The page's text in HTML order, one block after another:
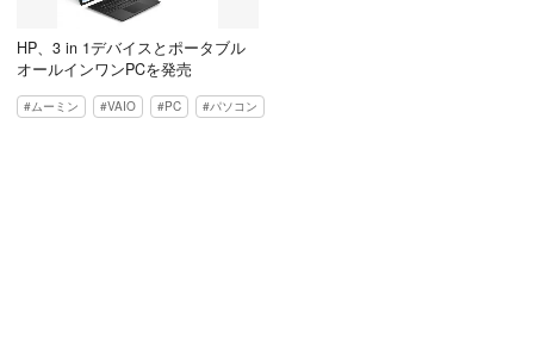
HP、3 in 1デバイスとポータブル
オールインワンPCを発売
ムーミン VAIO PC パソコン